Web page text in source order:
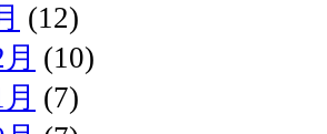
(12)
(10)
(7)